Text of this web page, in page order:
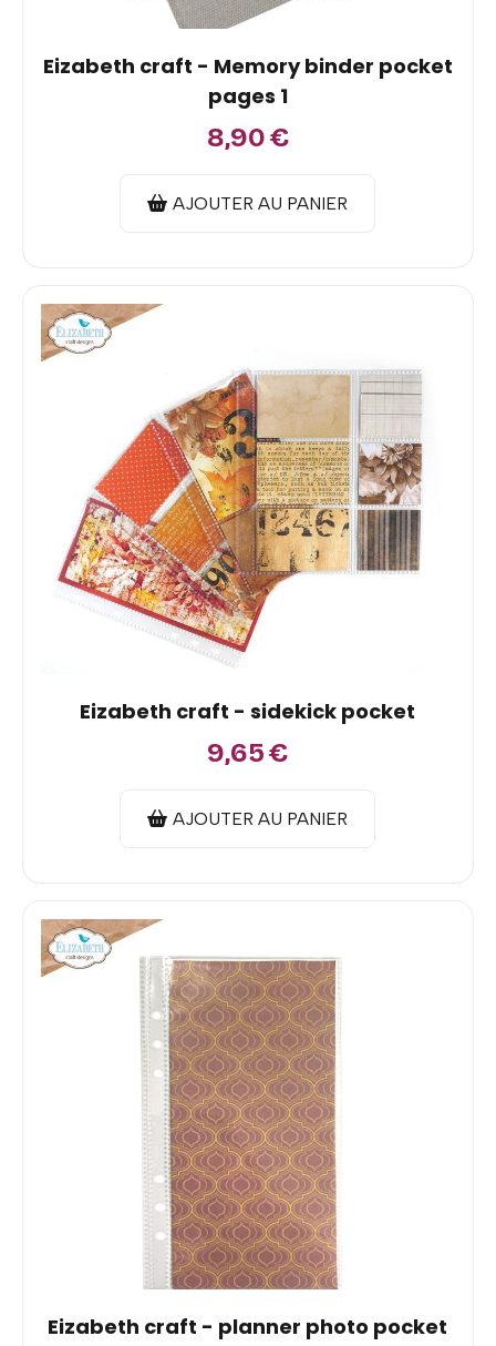
Eizabeth craft - Memory binder pocket
pages 1
8,90€
AJOUTER AU PANIER
Eizabeth craft - sidekick pocket
9,65€
AJOUTER AU PANIER
Eizabeth craft - planner photo pocket